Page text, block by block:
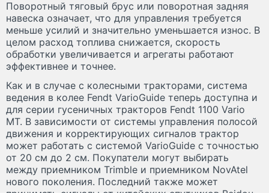
Поворотный тяговый брус или поворотная задняя
навеска означает, что для управления требуется
меньше усилий и значительно уменьшается износ. В
целом расход топлива снижается, скорость
обработки увеличивается и агрегаты работают
эффективнее и точнее.
Как и в случае с колесными тракторами, система
ведения в колее Fendt VarioGuide теперь доступна и
для серии гусеничных тракторов Fendt 1100 Vario
MT. В зависимости от системы управления полосой
движения и корректирующих сигналов трактор
может работать с системой VarioGuide с точностью
от 20 см до 2 см. Покупатели могут выбирать
между приемником Trimble и приемником NovAtel
нового поколения. Последний также может